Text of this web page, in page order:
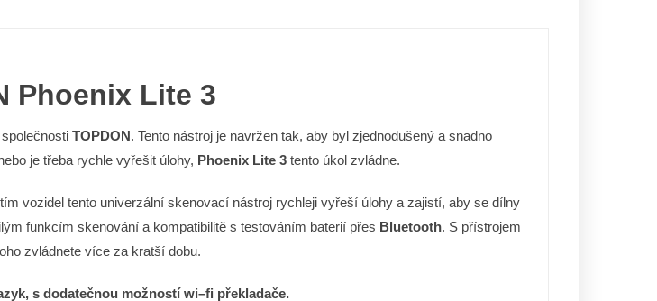
Phoenix Lite 3
TOPDON. Tento nástroj je navržen tak, aby byl zjednodušený a snadno
je třeba rychle vyřešit úlohy, Phoenix Lite 3tento úkol zvládne.
vozidel tento univerzální skenovací nástroj rychleji vyřeší úlohy a zajistí, aby se dílny
funkcím skenování a kompatibilitě s testováním baterií přes Bluetooth. S přístrojem
zvládnete více za kratší dobu.
, s dodatečnou možností wi–fi překladače.